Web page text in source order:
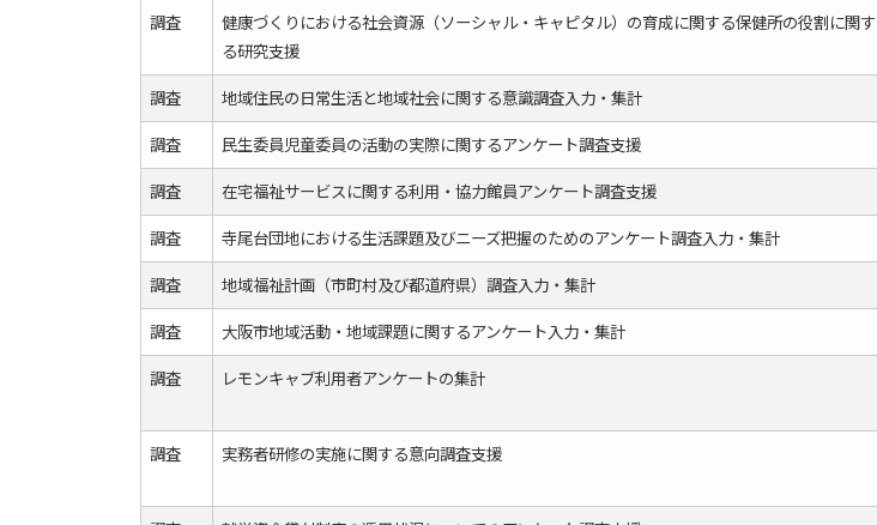
調査
健康づくりにおける社会資源（ソーシャル・キャピタル）の育成に関する保健所の役割に関す
る研究支援
調査 地域住民の日常生活と地域社会に関する意識調査入力・集計
調査 民生委員児童委員の活動の実際に関するアンケート調査支援
調査 在宅福祉サービスに関する利用・協力館員アンケート調査支援
調査 寺尾台団地における生活課題及びニーズ把握のためのアンケート調査入力・集計
調査 地域福祉計画（市町村及び都道府県）調査入力・集計
調査 大阪市地域活動・地域課題に関するアンケート入力・集計
調査 レモンキャブ利用者アンケートの集計
調査 実務者研修の実施に関する意向調査支援